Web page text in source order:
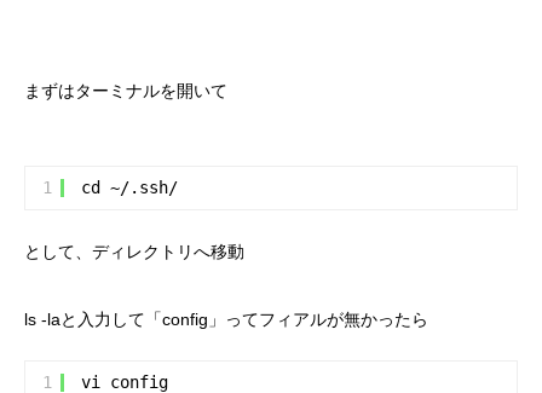
まずはターミナルを開いて
1 cd ~/.ssh/
として、ディレクトリへ移動
ls -laと入力して「config」ってフィアルが無かったら
1 vi config